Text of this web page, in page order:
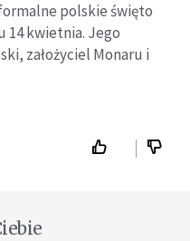
polskie święto
14 kwietnia. Jego
założyciel Monaru i